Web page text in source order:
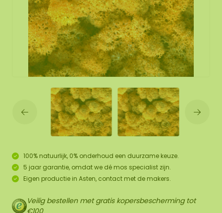
100% natuurlijk, 0% onderhoud een duurzame keuze.
5 jaar garantie, omdat we dé mos specialist zijn.
Eigen productie in Asten, contact met de makers.
Veilig bestellen met gratis kopersbescherming tot
€100